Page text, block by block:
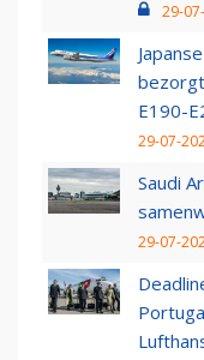
29-
E190-
29-07-
Saudi
29-07-